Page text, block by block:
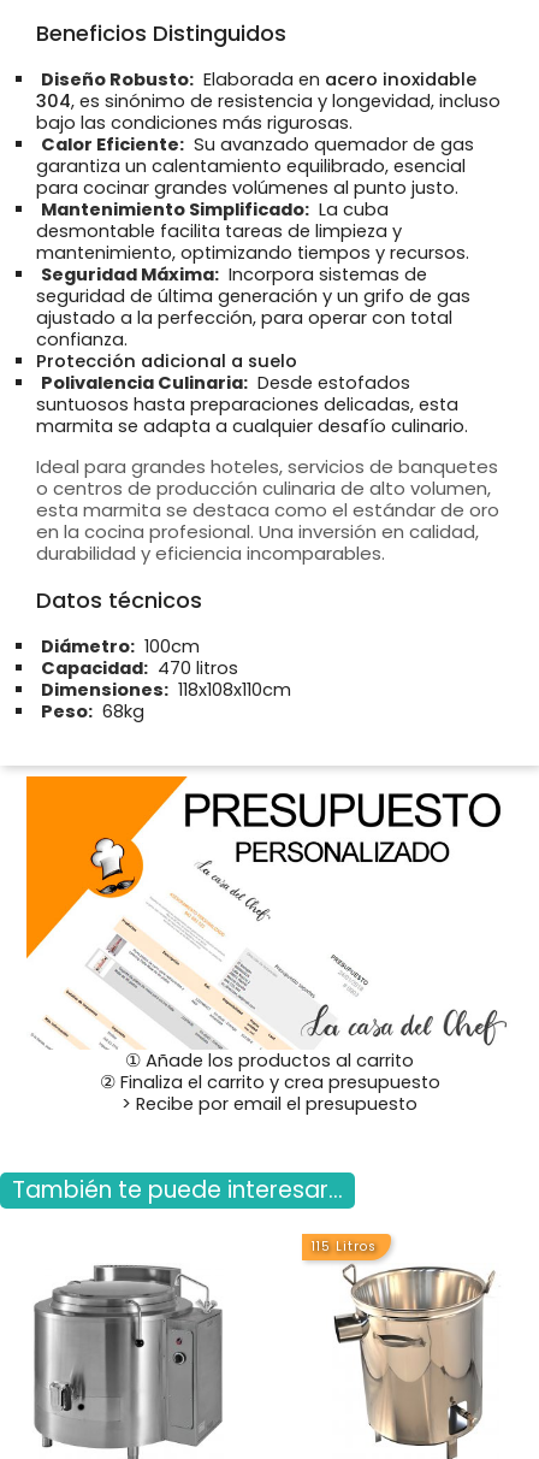
Beneficios Distinguidos
Diseño Robusto: Elaborada en acero inoxidable
304, es sinónimo de resistencia y longevidad, incluso
bajo las condiciones más rigurosas.
Calor Eficiente: Su avanzado quemador de gas
garantiza un calentamiento equilibrado, esencial
para cocinar grandes volúmenes al punto justo.
Mantenimiento Simplificado: La cuba
desmontable facilita tareas de limpieza y
mantenimiento, optimizando tiempos y recursos.
Seguridad Máxima: Incorpora sistemas de
seguridad de última generación y un grifo de gas
ajustado a la perfección, para operar con total
confianza.
Protección adicional a suelo
Polivalencia Culinaria: Desde estofados
suntuosos hasta preparaciones delicadas, esta
marmita se adapta a cualquier desafío culinario.
Ideal para grandes hoteles, servicios de banquetes
o centros de producción culinaria de alto volumen,
esta marmita se destaca como el estándar de oro
en la cocina profesional. Una inversión en calidad,
durabilidad y eficiencia incomparables.
Datos técnicos
Diámetro: 100cm
Capacidad: 470 litros
Dimensiones: 118x108x110cm
Peso: 68kg
① Añade los productos al carrito
② Finaliza el carrito y crea presupuesto
> Recibe por email el presupuesto
También te puede interesar...
115 Litros